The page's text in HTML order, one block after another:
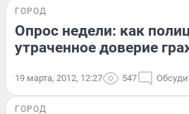
ГОРОД
Опрос недели: как
утраченное доверие
19 марта, 2012, 12:27 547
ГОРОД